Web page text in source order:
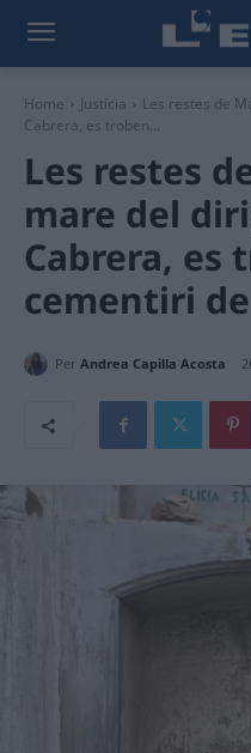
Home Justícia
Les restes de
Cabrera, es troben...
Les restes
mare del
Cabrera, es
cementiri
Per Andrea Capilla Acosta